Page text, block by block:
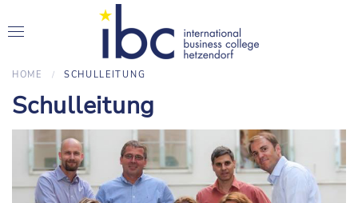
HOME SCHULLEITUNG
Schulleitung